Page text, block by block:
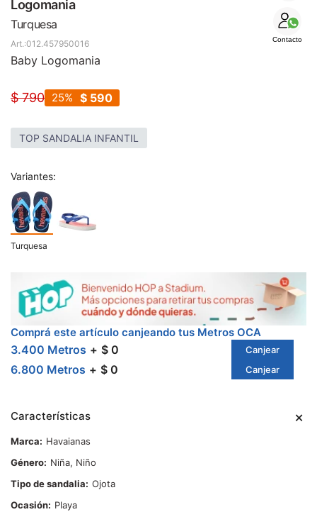
Logomania
Turquesa
Contacto
012.457950016
Baby Logomania
$ 790 $ 590
25
TOP SANDALIA INFANTIL
Variantes:
Turquesa
Comprá este artículo canjeando tus Metros OCA
3.400 Metros $ 0 Canjear
6.800 Metros $ 0 Canjear
Características
Marca
Havaianas
Género
Niña, Niño
Tipo de sandalia
Ojota
Ocasión
Playa